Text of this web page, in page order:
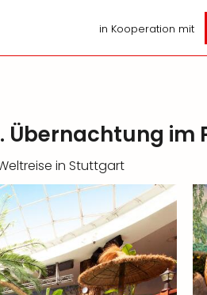
in Kooperation mit
Übernachtung im
in Stuttgart